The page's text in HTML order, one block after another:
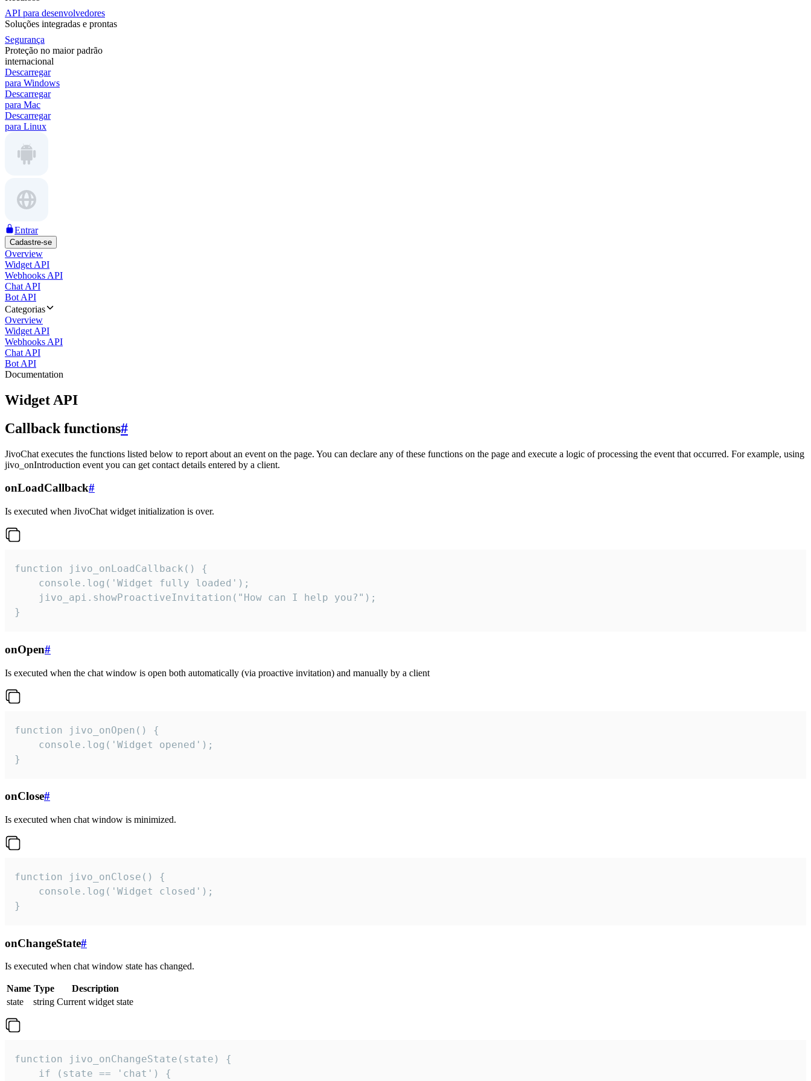
API para desenvolvedores
Soluções integradas e prontas
Segurança
Proteção no maior padrão
internacional
Descarregar
para Windows
Descarregar
para Mac
Descarregar
para Linux
Entrar
Cadastre-se
Overview
Widget API
Webhooks API
Chat API
Bot API
Categorias
Overview
Widget API
Webhooks API
Chat API
Bot API
Documentation
Widget API
Callback functions#
JivoChat executes the functions listed below to report about an event on the page. You can declare any of these functions on the page and execute a logic of processing the event that occurred. For example, using
jivo_onIntroduction event you can get contact details entered by a client.
onLoadCallback#
Is executed when JivoChat widget initialization is over.
function jivo_onLoadCallback() {
    console.log('Widget fully loaded');
    jivo_api.showProactiveInvitation("How can I help you?");
}
onOpen#
Is executed when the chat window is open both automatically (via proactive invitation) and manually by a client
function jivo_onOpen() {
    console.log('Widget opened');
}
onClose#
Is executed when chat window is minimized.
function jivo_onClose() {
    console.log('Widget closed');
}
onChangeState#
Is executed when chat window state has changed.
Name Type
Description
state
string Current widget state
function jivo_onChangeState(state) {
    if (state == 'chat') {